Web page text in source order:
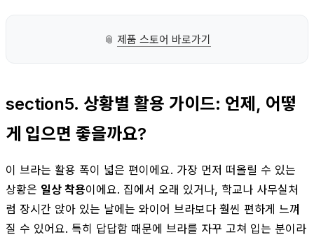
📎 제품 스토어 바로가기
section5. 상황별 활용 가이드: 언제, 어떻
게 입으면 좋을까요?
이 브라는 활용 폭이 넓은 편이에요. 가장 먼저 떠올릴 수 있는
상황은 일상 착용이에요. 집에서 오래 있거나, 학교나 사무실처
럼 장시간 앉아 있는 날에는 와이어 브라보다 훨씬 편하게 느껴
질 수 있어요. 특히 답답함 때문에 브라를 자꾸 고쳐 입는 분이라